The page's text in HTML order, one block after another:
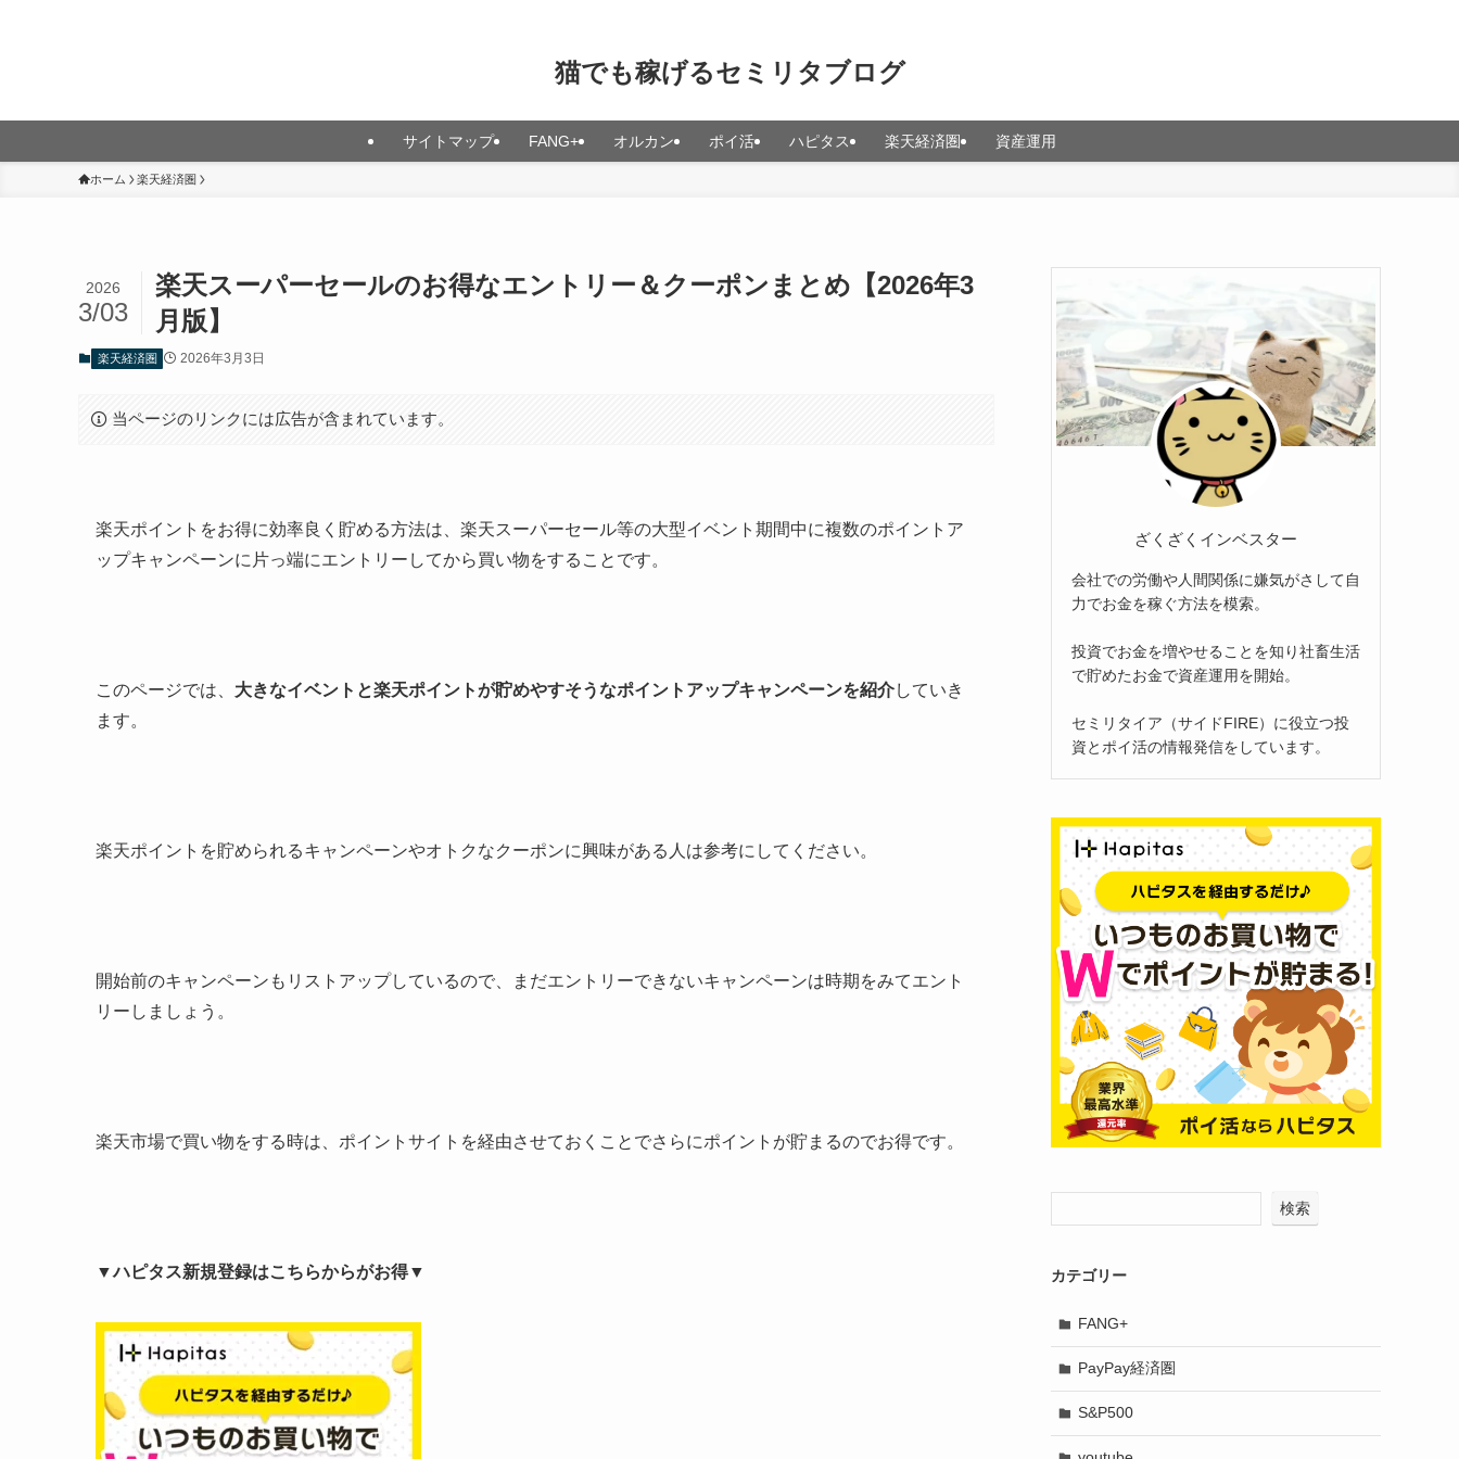
猫でも稼げるセミリタブログ
サイトマップ FANG+ オルカン ポイ活 ハピタス 楽天経済圏 資産運用
ホーム 楽天経済圏
楽天スーパーセールのお得なエントリー＆クーポンまとめ【2026年3
月版】
2026
3/03
楽天経済圏 2026年3月3日
当ページのリンクには広告が含まれています。
楽天ポイントをお得に効率良く貯める方法は、楽天スーパーセール等の大型イベント期間中に複数のポイントア
ップキャンペーンに片っ端にエントリーしてから買い物をすることです。
このページでは、 大きなイベントと楽天ポイントが貯めやすそうなポイントアップキャンペーンを紹介していき
ます。
楽天ポイントを貯められるキャンペーンやオトクなクーポンに興味がある人は参考にしてください。
開始前のキャンペーンもリストアップしているので、まだエントリーできないキャンペーンは時期をみてエント
リーしましょう。
楽天市場で買い物をする時は、ポイントサイトを経由させておくことでさらにポイントが貯まるのでお得です。
▼ハピタス新規登録はこちらからがお得▼
ざくざくインベスター
会社での労働や人間関係に嫌気がさして自
力でお金を稼ぐ方法を模索。
投資でお金を増やせることを知り社畜生活
で貯めたお金で資産運用を開始。
セミリタイア（サイドFIRE）に役立つ投
資とポイ活の情報発信をしています。
検索
カテゴリー
FANG+
PayPay経済圏
S&P500